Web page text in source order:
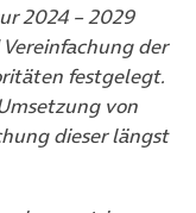
2024 – 2029
der
festgelegt.
von
dieser längst